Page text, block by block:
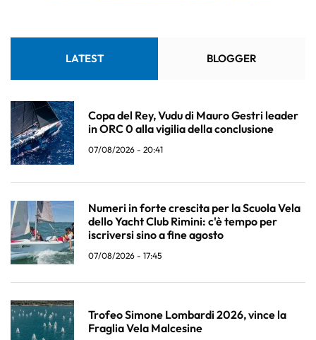
LATEST BLOGGER
Copa del Rey, Vudu di Mauro Gestri leader
in ORC 0 alla vigilia della conclusione
07/08/2026 - 20:41
Numeri in forte crescita per la Scuola Vela
dello Yacht Club Rimini: c'è tempo per
iscriversi sino a fine agosto
07/08/2026 - 17:45
Trofeo Simone Lombardi 2026, vince la
Fraglia Vela Malcesine